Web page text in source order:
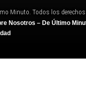
Minuto. Todos los
Nosotros – De Último